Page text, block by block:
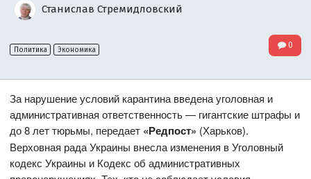
Станислав Стремидловский
Политика Экономика 0
За нарушение условий карантина введена уголовная и
административная ответственность — гигантские штрафы и
до 8 лет тюрьмы, передает «Редпост» (Харьков).
Верховная рада Украины внесла изменения в Уголовный
кодекс Украины и Кодекс об административных